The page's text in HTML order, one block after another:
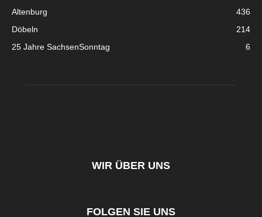
Altenburg
436
Döbeln
214
25 Jahre SachsenSonntag
6
WIR ÜBER UNS
FOLGEN SIE UNS